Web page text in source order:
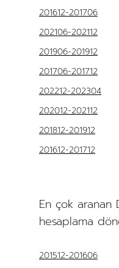
201612-201706
202106-202112
201906-201912
201706-201712
202212-202304
202012-202112
201812-201912
201612-201712
En çok aranan
hesaplama
201512-201606